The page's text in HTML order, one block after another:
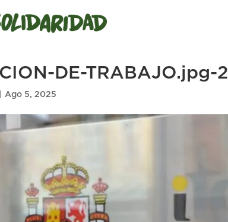
DE-TRABAJO.jpg-2
|Ago 5, 2025